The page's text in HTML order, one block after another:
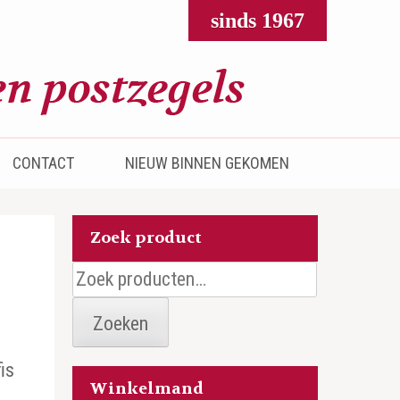
sinds 1967
CONTACT NIEUW BINNEN GEKOMEN
Zoek product
Zoeken
naar:
Zoeken
Winkelmand